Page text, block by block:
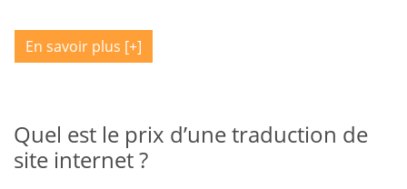
En savoir plus
Quel est le prix d’une traduction de
site internet ?